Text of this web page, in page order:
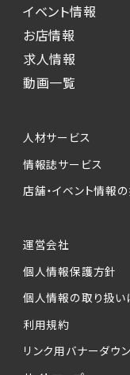
イベント情報
お店情報
求人情報
動画一覧
人材サービス
情報誌サービス
店舗・イベント情報
運営会社
個人情報保護方針
個人情報の取り扱い
利用規約
リンク用バナーダウ